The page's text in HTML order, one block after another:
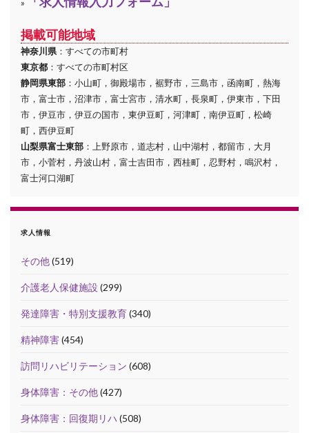
»
掲載可能地域
神奈川県：すべての市町村
東京都 ：すべての市町村区
静岡県東部 ：小山町，御殿場市，裾野市，三島市，函南町，熱海
市，富士市，沼津市，富士宮市，清水町，長泉町，伊東市，下田
市，伊豆市，伊豆の国市，東伊豆町，河津町，南伊豆町，松崎
町，西伊豆町
山梨県富士東部 ：上野原市，道志村，山中湖村，都留市，大月
市，小菅村，丹波山村，富士吉田市，西桂町，忍野村，鳴沢村，
富士河口湖町
求人情報
その他(519)
介護老人保健施設 (299)
発達障害・特別支援教育(340)
精神障害(454)
訪問リハビリテーション (608)
身体障害：その他(427)
身体障害：回復期リハ (508)